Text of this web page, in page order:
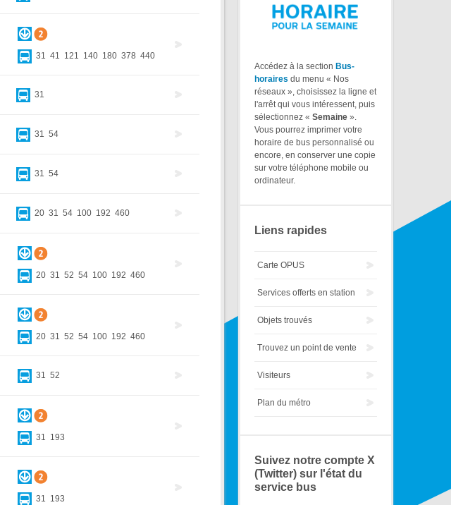
31 41 121 140 180 378 440
31
31 54
31 54
20 31 54 100 192 460
20 31 52 54 100 192 460
20 31 52 54 100 192 460
31 52
31 193
31 193
Accédez à la section Bus-
horaires du menu « Nos
réseaux », choisissez la ligne et
l'arrêt qui vous intéressent, puis
sélectionnez « Semaine ».
Vous pourrez imprimer votre
horaire de bus personnalisé ou
encore, en conserver une copie
sur votre téléphone mobile ou
ordinateur.
Liens rapides
Carte OPUS
Services offerts en station
Objets trouvés
Trouvez un point de vente
Visiteurs
Plan du métro
Suivez notre compte X
(Twitter) sur l'état du
service bus